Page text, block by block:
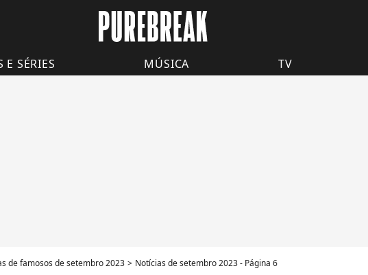
E SÉRIES MÚSICA TV
de famosos de setembro 2023 Notícias de setembro 2023 - Página 6